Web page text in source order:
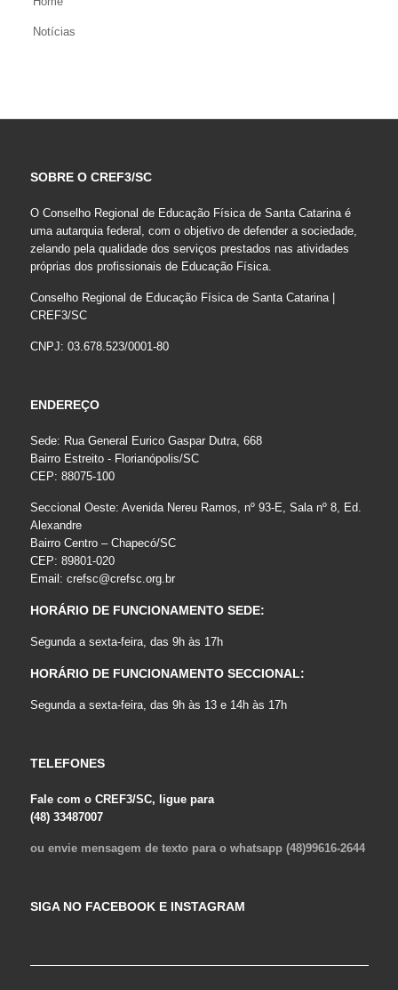
Notícias
SOBRE O CREF3/SC
O Conselho Regional de Educação Física de Santa Catarina é
uma autarquia federal, com o objetivo de defender a sociedade,
zelando pela qualidade dos serviços prestados nas atividades
próprias dos profissionais de Educação Física.
Conselho Regional de Educação Física de Santa Catarina |
CREF3/SC
CNPJ: 03.678.523/0001-80
ENDEREÇO
Sede: Rua General Eurico Gaspar Dutra, 668
Bairro Estreito - Florianópolis/SC
CEP: 88075-100
Seccional Oeste: Avenida Nereu Ramos, nº 93-E, Sala nº 8, Ed.
Alexandre
Bairro Centro – Chapecó/SC
CEP: 89801-020
Email: crefsc@crefsc.org.br
HORÁRIO DE FUNCIONAMENTO SEDE:
Segunda a sexta-feira, das 9h às 17h
HORÁRIO DE FUNCIONAMENTO SECCIONAL:
Segunda a sexta-feira, das 9h às 13 e 14h às 17h
TELEFONES
Fale com o CREF3/SC, ligue para
(48) 33487007
ou envie mensagem de texto para o whatsapp (48)99616-2644
SIGA NO FACEBOOK E INSTAGRAM